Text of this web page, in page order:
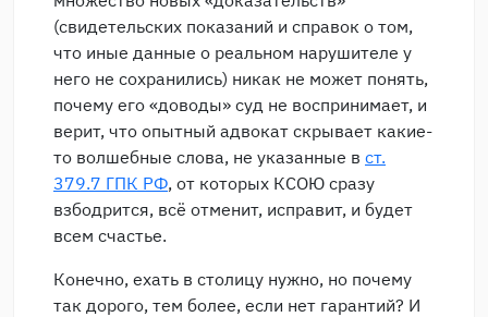
(свидетельских показаний и справок о том,
что иные данные о реальном нарушителе у
него не сохранились) никак не может понять,
почему его «доводы» суд не воспринимает, и
верит, что опытный адвокат скрывает какие-
то волшебные слова, не указанные в ст.
379.7 ГПК РФ, от которых КСОЮ сразу
взбодрится, всё отменит, исправит, и будет
всем счастье.
Конечно, ехать в столицу нужно, но почему
так дорого, тем более, если нет гарантий? И